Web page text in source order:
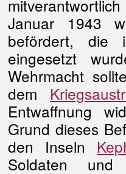
Januar 1943
befördert,
eingesetzt
Wehrmacht
dem
Entwaffnung
Grund dieses
den Inseln
Soldaten